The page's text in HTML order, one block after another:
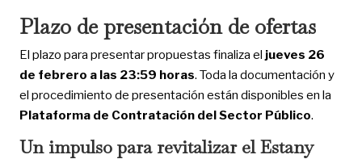
Plazo de presentación de ofertas
El plazo para presentar propuestas finaliza el jueves 26
de febrero a las 23:59 horas. Toda la documentación y
el procedimiento de presentación están disponibles en la
Plataforma de Contratación del Sector Público.
Un impulso para revitalizar el Estany